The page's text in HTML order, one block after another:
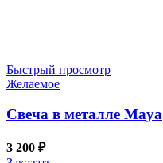
Быстрый просмотр
Желаемое
Свеча в металле Maya
3 200 ₽